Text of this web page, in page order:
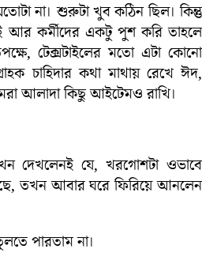
না। শুরুটা খুব কঠিন ছিল। কিন্তু
আর কর্মীদের একটু পুশ করি তাহলে
টেক্সটাইলের মতো এটা কোনো
চাহিদার কথা মাথায় রেখে ঈদ,
আলাদা কিছু আইটেমও রাখি।
দেখলেনই যে, খরগোশটা ওভাবে
তখন আবার ঘরে ফিরিয়ে আনলেন
পারতাম না।